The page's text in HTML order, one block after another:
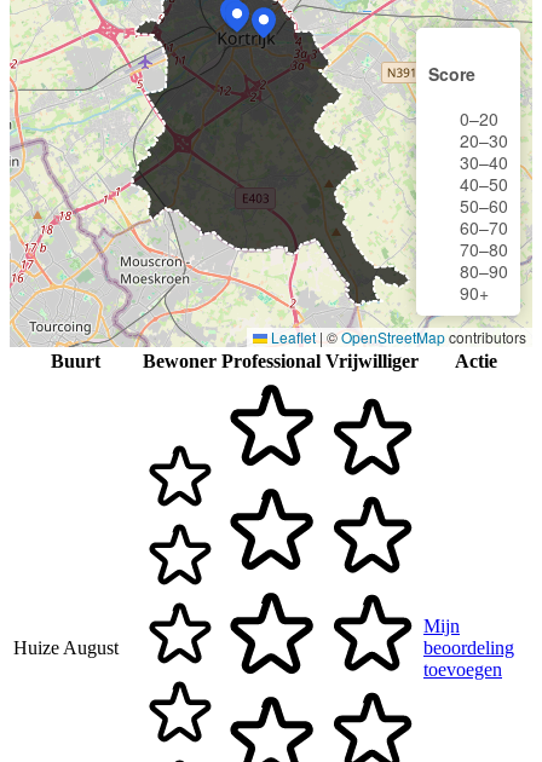
Score
0–20
20–30
30–40
40–50
50–60
60–70
70–80
80–90
90+
Leaflet | ©OpenStreetMapcontributors
Buurt
Bewoner Professional Vrijwilliger Actie
Huize August
Mijn
beoordeling
toevoegen